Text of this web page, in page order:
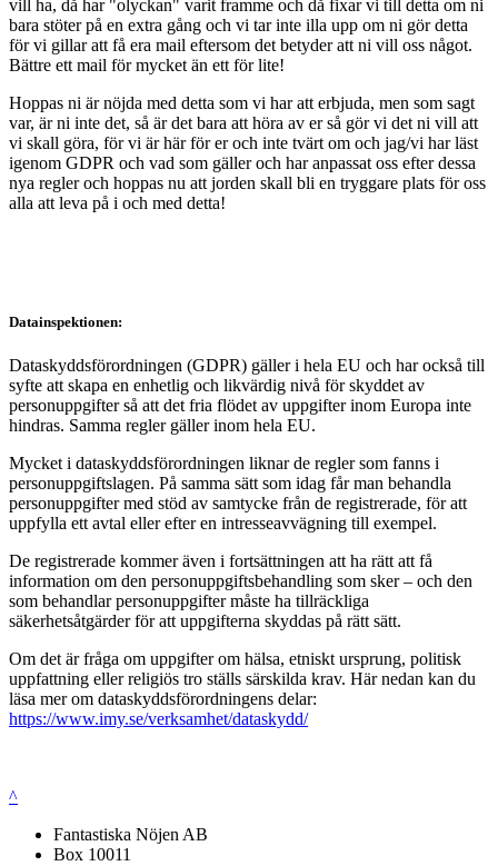
vill ha, då har "olyckan" varit framme och då fixar vi till detta om ni
bara stöter på en extra gång och vi tar inte illa upp om ni gör detta
för vi gillar att få era mail eftersom det betyder att ni vill oss något.
Bättre ett mail för mycket än ett för lite!
Hoppas ni är nöjda med detta som vi har att erbjuda, men som sagt
var, är ni inte det, så är det bara att höra av er så gör vi det ni vill att
vi skall göra, för vi är här för er och inte tvärt om och jag/vi har läst
igenom GDPR och vad som gäller och har anpassat oss efter dessa
nya regler och hoppas nu att jorden skall bli en tryggare plats för oss
alla att leva på i och med detta!
Datainspektionen:
Dataskyddsförordningen (GDPR) gäller i hela EU och har också till
syfte att skapa en enhetlig och likvärdig nivå för skyddet av
personuppgifter så att det fria flödet av uppgifter inom Europa inte
hindras. Samma regler gäller inom hela EU.
Mycket i dataskyddsförordningen liknar de regler som fanns i
personuppgiftslagen. På samma sätt som idag får man behandla
personuppgifter med stöd av samtycke från de registrerade, för att
uppfylla ett avtal eller efter en intresseavvägning till exempel.
De registrerade kommer även i fortsättningen att ha rätt att få
information om den personuppgiftsbehandling som sker – och den
som behandlar personuppgifter måste ha tillräckliga
säkerhetsåtgärder för att uppgifterna skyddas på rätt sätt.
Om det är fråga om uppgifter om hälsa, etniskt ursprung, politisk
uppfattning eller religiös tro ställs särskilda krav. Här nedan kan du
läsa mer om dataskyddsförordningens delar:
https://www.imy.se/verksamhet/dataskydd/
^
Fantastiska Nöjen AB
Box 10011